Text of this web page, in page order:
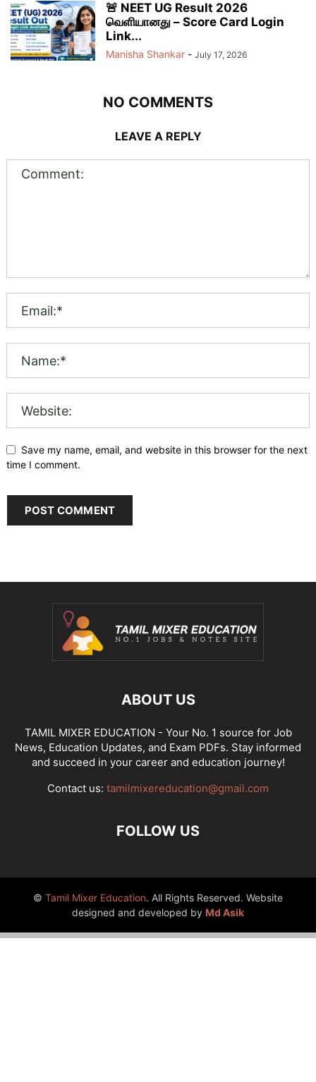
🚨 NEET UG Result 2026
வெளியானது – Score Card Login
Link...
Manisha Shankar - July 17, 2026
NO COMMENTS
LEAVE A REPLY
Save my name, email, and website in this browser for the next
time I comment.
ABOUT US
TAMIL MIXER EDUCATION - Your No. 1 source for Job
News, Education Updates, and Exam PDFs. Stay informed
and succeed in your career and education journey!
Contact us: tamilmixereducation@gmail.com
FOLLOW US
© Tamil Mixer Education. All Rights Reserved. Website
designed and developed by Md Asik